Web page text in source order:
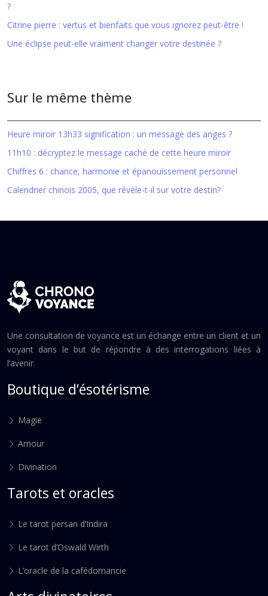
?
Citrine pierre : vertus et bienfaits que vous ignorez peut-être !
Une éclipse peut-elle vraiment changer votre destinée ?
Sur le même thème
Heure miroir 13h33 signification : un message des anges ?
11h10 : décryptez le message caché de cette heure miroir
Chiffres 6 : chance, harmonie et épanouissement personnel
Calendrier chinois 2005, que révèle-t-il sur votre destin?
Une consultation de voyance est un échange entre un client et un
voyant dans le but de répondre à des interrogations liées à
l’avenir.
Boutique d’ésotérisme
Magie
Amour
Divination
Tarots et oracles
Le tarot persan d’Indira
Le tarot d’Oswald Wirth
L’oracle de la cafédomancie